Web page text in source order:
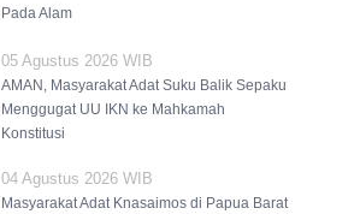
Pada Alam
05 Agustus 2026 WIB
AMAN, Masyarakat Adat Suku Balik Sepaku
Menggugat UU IKN ke Mahkamah
Konstitusi
04 Agustus 2026 WIB
Masyarakat Adat Knasaimos di Papua Barat